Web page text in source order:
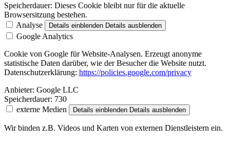
Speicherdauer: Dieses Cookie bleibt nur für die aktuelle
Browsersitzung bestehen.
Analyse
Details einblenden Details ausblenden
Google Analytics
Cookie von Google für Website-Analysen. Erzeugt anonyme
statistische Daten darüber, wie der Besucher die Website nutzt.
Datenschutzerklärung: https://policies.google.com/privacy
Anbieter: Google LLC
Speicherdauer: 730
externe Medien
Details einblenden Details ausblenden
Wir binden z.B. Videos und Karten von externen Dienstleistern ein.